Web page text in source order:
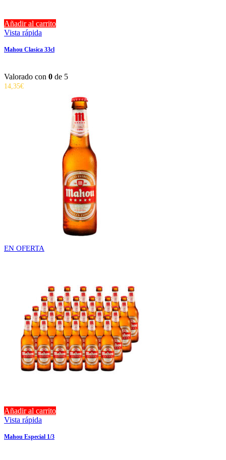
Añadir al carrito
Vista rápida
Mahou Clasica 33cl
Valorado con 0 de 5
14,35€
EN OFERTA
Añadir al carrito
Vista rápida
Mahou Especial 1/3